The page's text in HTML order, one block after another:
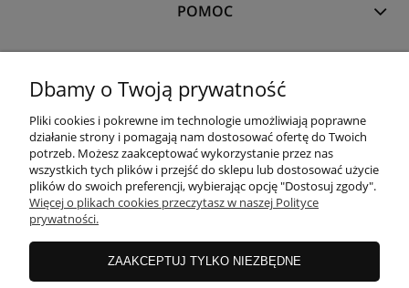
POMOC
PŁATNOŚCI I DOSTAWA
O NAS
Dbamy o Twoją prywatność
Pliki cookies i pokrewne im technologie umożliwiają poprawne
działanie strony i pomagają nam dostosować ofertę do Twoich
potrzeb. Możesz zaakceptować wykorzystanie przez nas
wszystkich tych plików i przejść do sklepu lub dostosować użycie
plików do swoich preferencji, wybierając opcję "Dostosuj zgody".
Więcej o plikach cookies przeczytasz w naszej Polityce
prywatności.
ZAAKCEPTUJ TYLKO NIEZBĘDNE